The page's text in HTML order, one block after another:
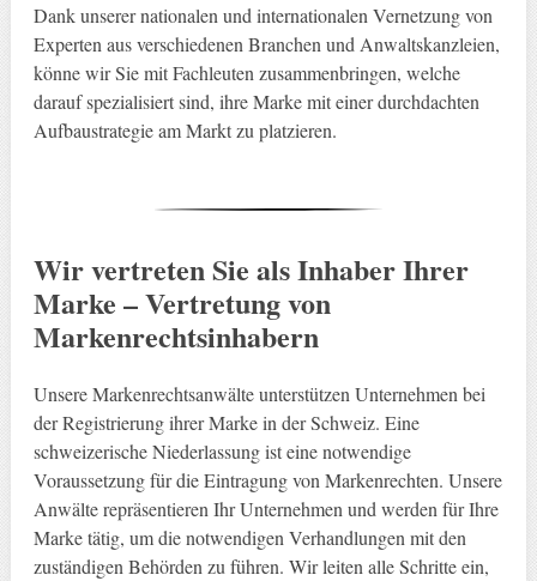
Dank unserer nationalen und internationalen Vernetzung von
Experten aus verschiedenen Branchen und Anwaltskanzleien,
könne wir Sie mit Fachleuten zusammenbringen, welche
darauf spezialisiert sind, ihre Marke mit einer durchdachten
Aufbaustrategie am Markt zu platzieren.
Wir vertreten Sie als Inhaber Ihrer
Marke – Vertretung von
Markenrechtsinhabern
Unsere Markenrechtsanwälte unterstützen Unternehmen bei
der Registrierung ihrer Marke in der Schweiz. Eine
schweizerische Niederlassung ist eine notwendige
Voraussetzung für die Eintragung von Markenrechten. Unsere
Anwälte repräsentieren Ihr Unternehmen und werden für Ihre
Marke tätig, um die notwendigen Verhandlungen mit den
zuständigen Behörden zu führen. Wir leiten alle Schritte ein,